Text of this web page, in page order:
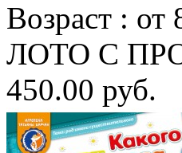
Возраст : от
ЛОТО С
450.00 руб.